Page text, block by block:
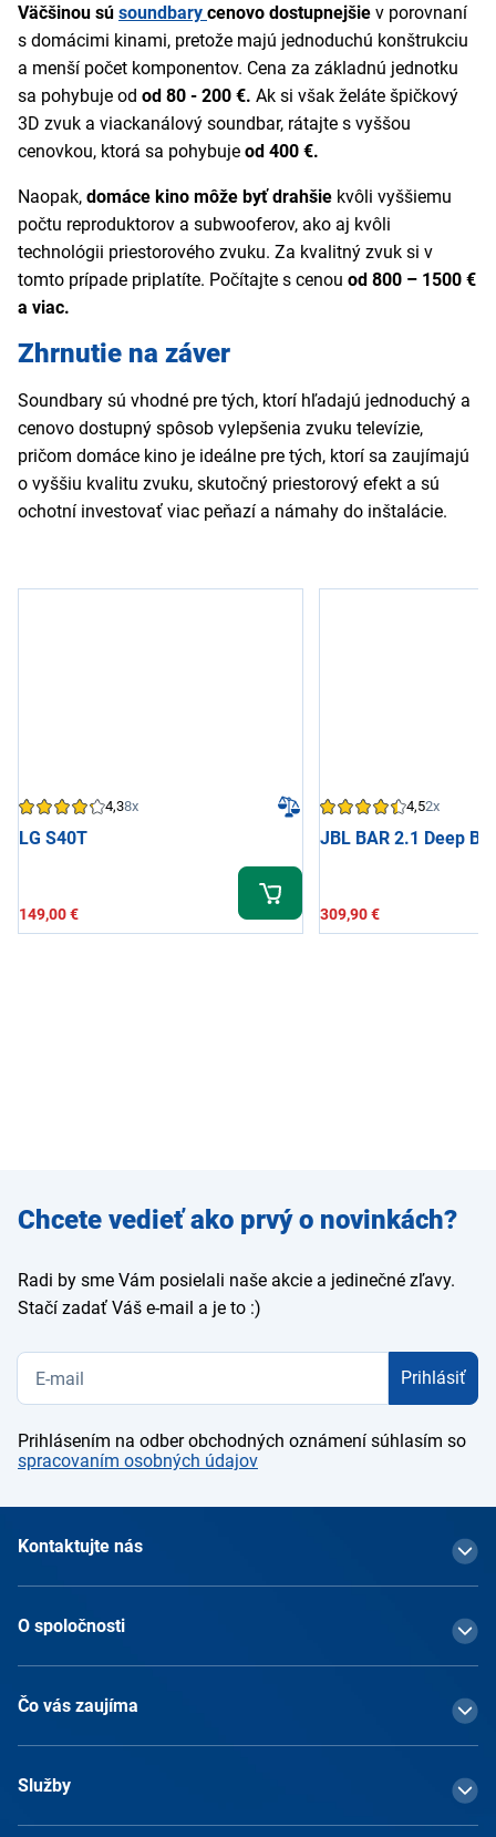
Väčšinou sú soundbary cenovo dostupnejšie v porovnaní
s domácimi kinami, pretože majú jednoduchú konštrukciu
a menší počet komponentov. Cena za základnú jednotku
sa pohybuje od od 80 - 200 €. Ak si však želáte špičkový
3D zvuk a viackanálový soundbar, rátajte s vyššou
cenovkou, ktorá sa pohybuje od 400 €.
Naopak, domáce kino môže byť drahšie kvôli vyššiemu
počtu reproduktorov a subwooferov, ako aj kvôli
technológii priestorového zvuku. Za kvalitný zvuk si v
tomto prípade priplatíte. Počítajte s cenou od 800 – 1500 €
a viac.
Zhrnutie na záver
Soundbary sú vhodné pre tých, ktorí hľadajú jednoduchý a
cenovo dostupný spôsob vylepšenia zvuku televízie,
pričom domáce kino je ideálne pre tých, ktorí sa zaujímajú
o vyššiu kvalitu zvuku, skutočný priestorový efekt a sú
ochotní investovať viac peňazí a námahy do inštalácie.
4,38x
LG S40T
149,00 €
4,52x
JBL BAR 2.1 Deep
309,90 €
Zadajte
e-mail
Chcete vedieť ako prvý o novinkách?
Radi by sme Vám posielali naše akcie a jedinečné zľavy.
Stačí zadať Váš e-mail a je to :)
Prihlásiť
Prihlásením na odber obchodných oznámení súhlasím so
spracovaním osobných údajov
Kontaktujte nás
O spoločnosti
Čo vás zaujíma
Služby